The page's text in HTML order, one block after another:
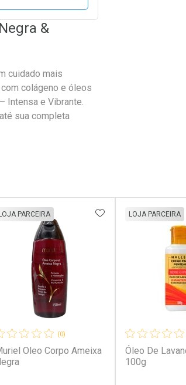
&
cuidado mais
colágeno e óleos
Intensa e Vibrante.
sua completa
AOS FAVORITOS
(0)
Oleo Corpo Ameixa
LOJA PARCEIRA ADICIONAR AOS
Óleo De
100g
LOJA PARCEIRA